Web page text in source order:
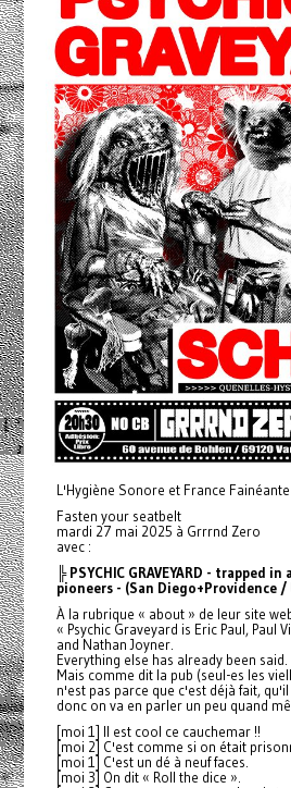
L'Hygiène Sonore et France
Fasten your seatbelt
mardi 27 mai 2025 à Grrrnd Zero
avec :
╠ PSYCHIC GRAVEYARD - trapped
pioneers - (San Diego+Providence /
À la rubrique « about » de leur site
« Psychic Graveyard is Eric Paul, Paul
and Nathan Joyner.
Everything else has already been said.
Mais comme dit la pub (seul-es les
n'est pas parce que c'est déjà fait,
donc on va en parler un peu quand
[moi 1] Il est cool ce cauchemar !!
[moi 2] C'est comme si on était
[moi 1] C'est un dé à neuf faces.
[moi 3] On dit « Roll the dice ».